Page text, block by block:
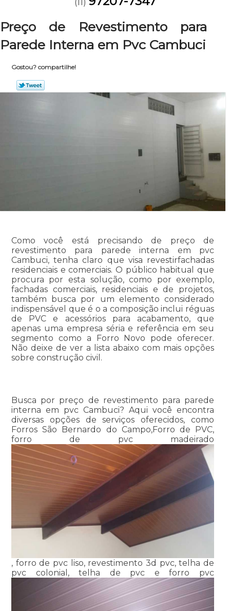
(11)
Preço de Revestimento para
Parede Interna em Pvc Cambuci
Gostou? compartilhe!
Como você está precisando de preço de
revestimento para parede interna em pvc
Cambuci, tenha claro que visa revestirfachadas
residenciais e comerciais. O público habitual que
procura por esta solução, como por exemplo,
fachadas comerciais, residenciais e de projetos,
também busca por um elemento considerado
indispensável que é o a composição inclui réguas
de PVC e acessórios para acabamento, que
apenas uma empresa séria e referência em seu
segmento como a Forro Novo pode oferecer.
Não deixe de ver a lista abaixo com mais opções
sobre construção civil.
Busca por preço de revestimento para parede
interna em pvc Cambuci? Aqui você encontra
diversas opções de serviços oferecidos, como
Forros São Bernardo do Campo,Forro de PVC,
forro de pvc madeirado
, forro de pvc liso, revestimento 3d pvc, telha de
pvc colonial, telha de pvc e forro pvc